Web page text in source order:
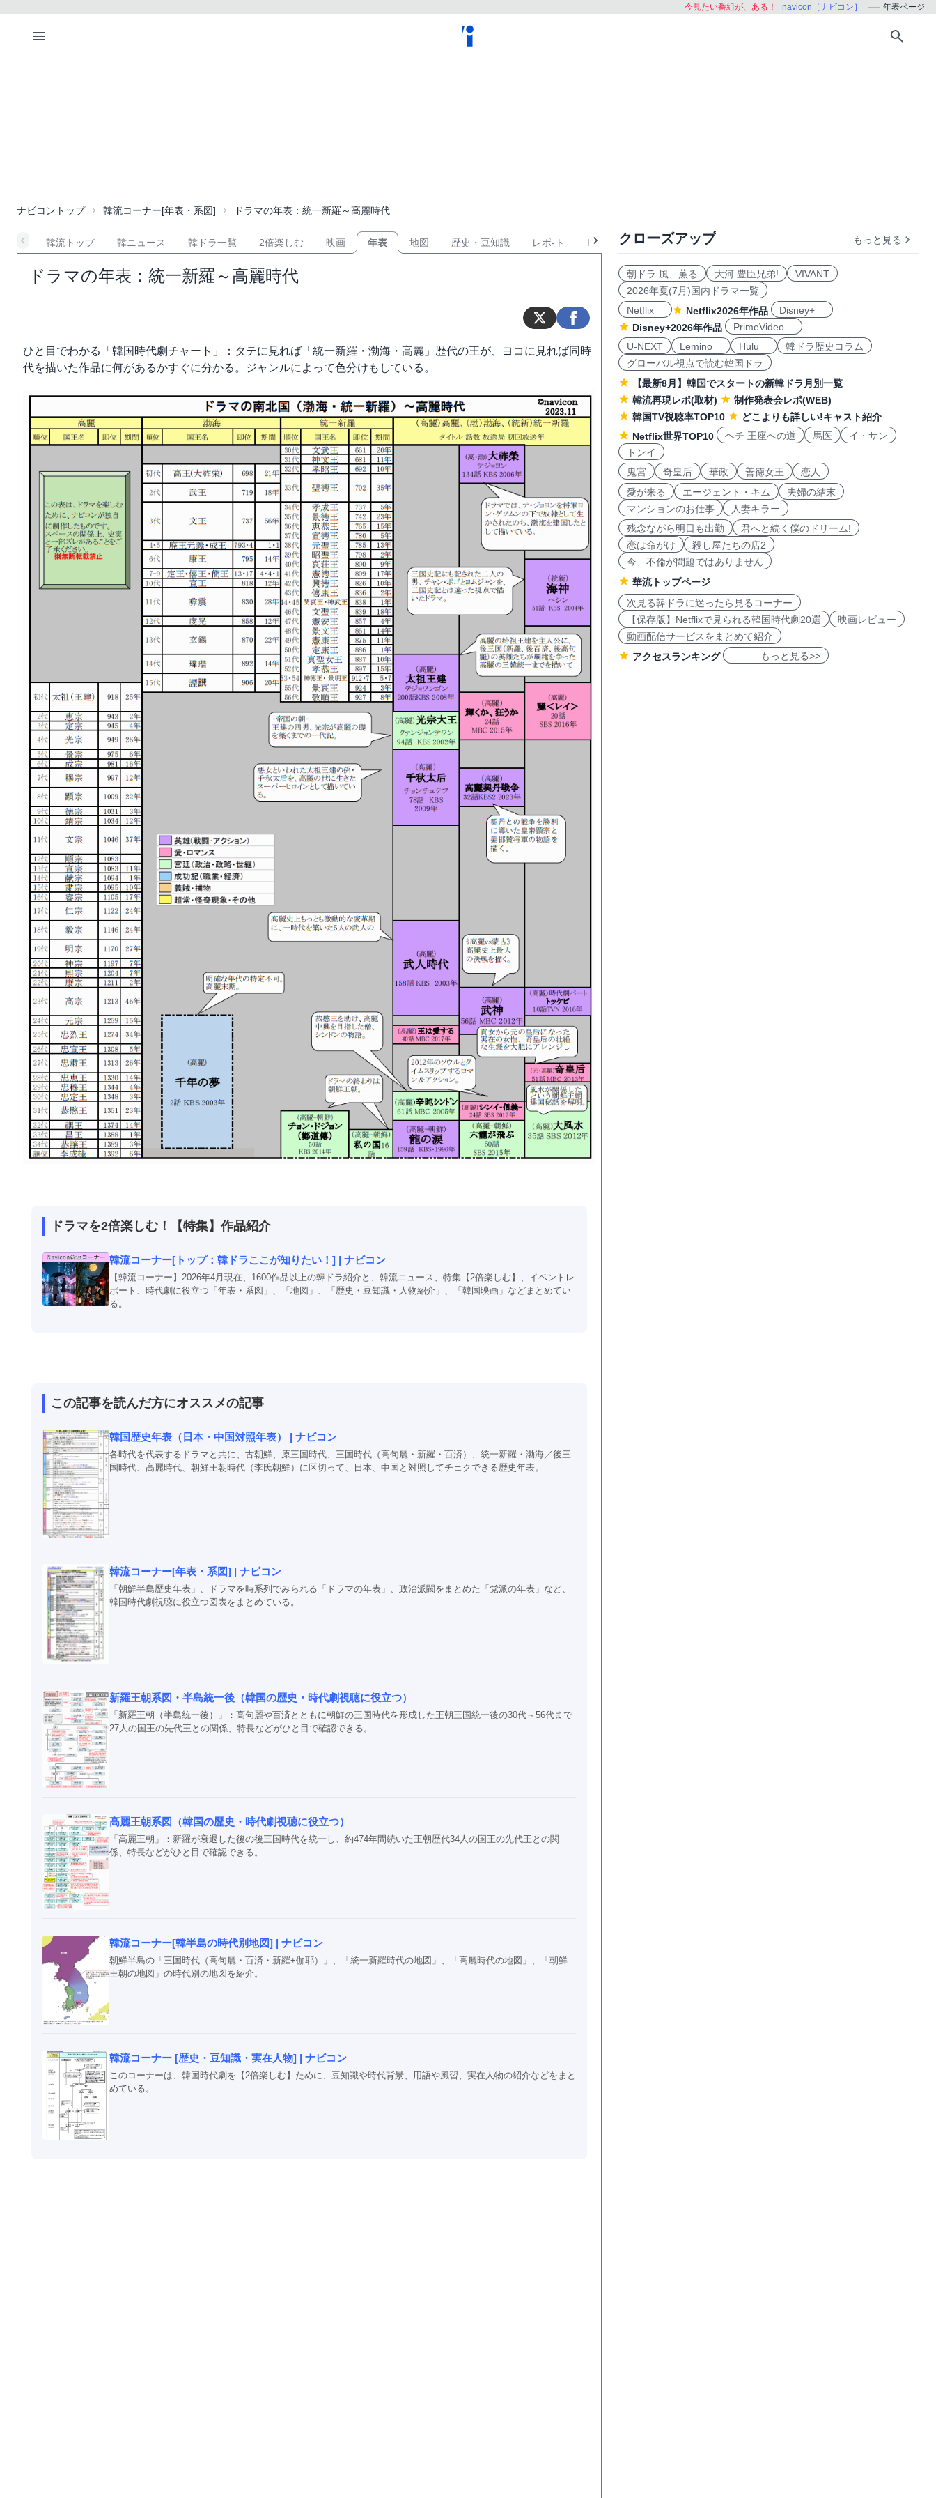
今見たい番組が、ある！ navicon［ナビコン］ 年表ページ
ナビコン トップ 韓流コーナー[年表・系図] ドラマの年表：統一新羅～高麗時代
韓流トップ 韓ニュース 韓ドラ一覧 2倍楽しむ 映画 年表 地図 歴史・豆知識 レポ-ト KPOP おすすめ
ドラマの年表：統一新羅～高麗時代
ひと目でわかる「韓国時代劇チャート」：タテに見れば「統一新羅・渤海・高麗」歴代の王が、ヨコに見れば同時
代を描いた作品に何があるかすぐに分かる。ジャンルによって色分けもしている。
ドラマを2倍楽しむ！【特集】作品紹介
韓流コーナー[トップ：韓ドラここが知りたい！] | ナビコン
【韓流コーナー】2026年4月現在、1600作品以上の韓ドラ紹介と、韓流ニュース、特集【2倍楽しむ】、イベントレ
ポート、時代劇に役立つ「年表・系図」、「地図」、「歴史・豆知識・人物紹介」、「韓国映画」などまとめてい
る。
この記事を読んだ方にオススメの記事
韓国歴史年表（日本・中国対照年表） | ナビコン
各時代を代表するドラマと共に、古朝鮮、原三国時代、三国時代（高句麗・新羅・百済）、統一新羅・渤海／後三
国時代、高麗時代、朝鮮王朝時代（李氏朝鮮）に区切って、日本、中国と対照してチェクできる歴史年表。
韓流コーナー[年表・系図] | ナビコン
「朝鮮半島歴史年表」、ドラマを時系列でみられる「ドラマの年表」、政治派閥をまとめた「党派の年表」など、
韓国時代劇視聴に役立つ図表をまとめている。
新羅王朝系図・半島統一後（韓国の歴史・時代劇視聴に役立つ）
「新羅王朝（半島統一後）」：高句麗や百済とともに朝鮮の三国時代を形成した王朝三国統一後の30代～56代まで
27人の国王の先代王との関係、特長などがひと目で確認できる。
高麗王朝系図（韓国の歴史・時代劇視聴に役立つ）
「高麗王朝」：新羅が衰退した後の後三国時代を統一し、約474年間続いた王朝歴代34人の国王の先代王との関
係、特長などがひと目で確認できる。
韓流コーナー[韓半島の時代別地図] | ナビコン
朝鮮半島の「三国時代（高句麗・百済・新羅+伽耶）」、「統一新羅時代の地図」、「高麗時代の地図」、「朝鮮
王朝の地図」の時代別の地図を紹介。
韓流コーナー [歴史・豆知識・実在人物] | ナビコン
このコーナーは、韓国時代劇を【2倍楽しむ】ために、豆知識や時代背景、用語や風習、実在人物の紹介などをまと
めている。
クローズアップ もっと見る
朝ドラ:風、薫る 大河:豊臣兄弟!
VIVANT
2026年夏(7月)国内ドラマ一覧
Netflix
Netflix2026年作品
Disney+
Disney+2026年作品
PrimeVideo
U-NEXT
Lemino Hulu
韓ドラ歴史コラム
グローバル視点で読む韓国ドラ
【最新8月】韓国でスタートの新韓ドラ月別一覧
韓流再現レポ(取材)
制作発表会レポ(WEB)
韓国TV視聴率TOP10
どこよりも詳しい!キャスト紹介
Netflix世界TOP10
ヘチ 王座への道 馬医
イ・サン
トンイ
鬼宮
奇皇后 華政 善徳女王
恋人
愛が来る
エージェント・キム
夫婦の結末
マンションのお仕事
人妻キラー
残念ながら明日も出勤
君へと続く僕のドリーム!
恋は命がけ
殺し屋たちの店2
今、不倫が問題ではありません
華流トップページ
次見る韓ドラに迷ったら見るコーナー
【保存版】Netflixで見られる韓国時代劇20選
映画レビュー
動画配信サービスをまとめて紹介
アクセスランキング
もっと見る>>